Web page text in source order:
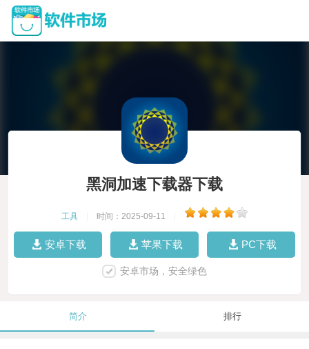
黑洞加速下载器下载
工具 时间：2025-09-11
安卓下载 苹果下载 PC下载
安卓市场，安全绿色
简介 排行